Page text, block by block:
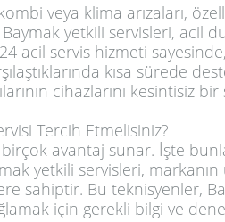
veya klima arızaları,
yetkili servisleri, acil
acil servis hizmeti
kısa sürede
cihazlarını kesintisiz
Tercih Etmelisiniz?
avantaj sunar. İşte
yetkili servisleri,
sahiptir. Bu teknisyenler,
için gerekli bilgi ve